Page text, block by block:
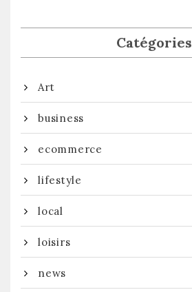
Catégories
Art
business
ecommerce
lifestyle
local
loisirs
news